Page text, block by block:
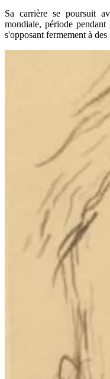
Sa carrière se poursuit
mondiale, période pendant
s'opposant fermement à